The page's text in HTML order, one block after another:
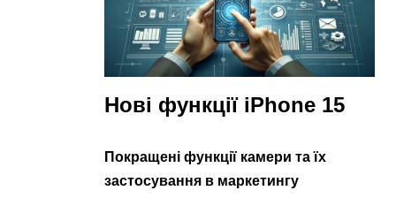
Нові функції iPhone 15
Покращені функції камери та їх
застосування в маркетингу